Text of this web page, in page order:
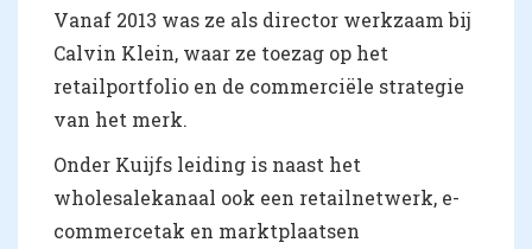
Vanaf 2013 was ze als director werkzaam bij
Calvin Klein, waar ze toezag op het
retailportfolio en de commerciële strategie
van het merk.
Onder Kuijfs leiding is naast het
wholesalekanaal ook een retailnetwerk, e-
commercetak en marktplaatsen